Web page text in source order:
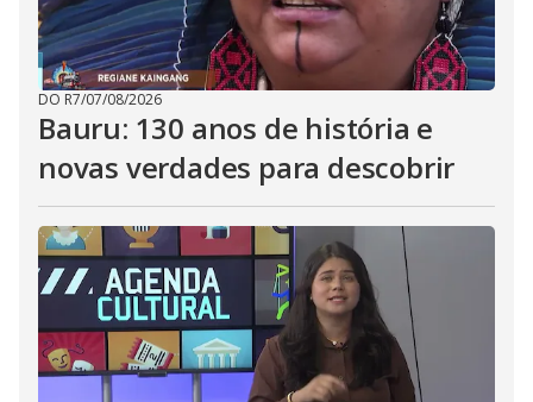
DO R7/07/08/2026
Bauru: 130 anos de história e
novas verdades para descobrir